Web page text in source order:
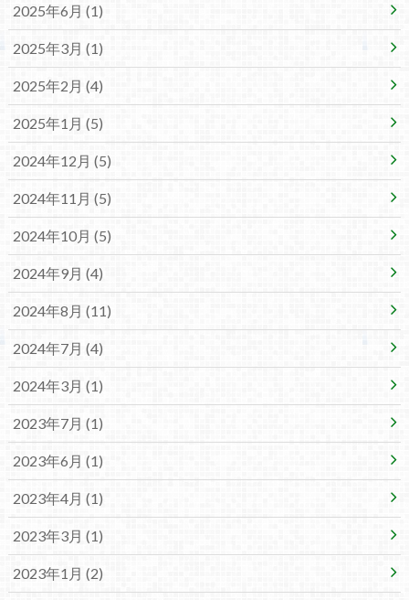
2025年6月 (1)
2025年3月 (1)
2025年2月 (4)
2025年1月 (5)
2024年12月 (5)
2024年11月 (5)
2024年10月 (5)
2024年9月 (4)
2024年8月 (11)
2024年7月 (4)
2024年3月 (1)
2023年7月 (1)
2023年6月 (1)
2023年4月 (1)
2023年3月 (1)
2023年1月 (2)